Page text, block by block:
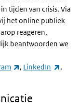
tijden van crisis. Via
het online publiek
reageren,
beantwoorden we
link) (externe link)
, LinkedIn
,